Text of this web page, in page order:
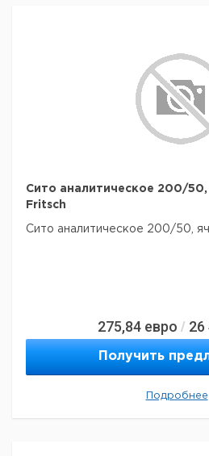
Сито аналитическое 200/50,
Fritsch
Сито аналитическое 200/50,
275,84 евро / 26
Получить
Подробнее